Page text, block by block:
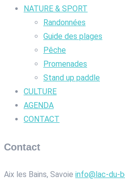
NATURE & SPORT
Randonnées
Guide des plages
Pêche
Promenades
Stand up paddle
CULTURE
AGENDA
CONTACT
Contact
Aix les Bains, Savoie info@lac-du-